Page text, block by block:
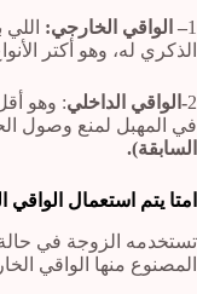
1– الواقي الخارجي:
الذكري له، وهو أكتر
2-الواقي الداخلي: وهو
في المهبل لمنع وصول
السابقة).
امتا يتم استعمال الواقي
تستخدمه الزوجة في
المصنوع منها الواقي